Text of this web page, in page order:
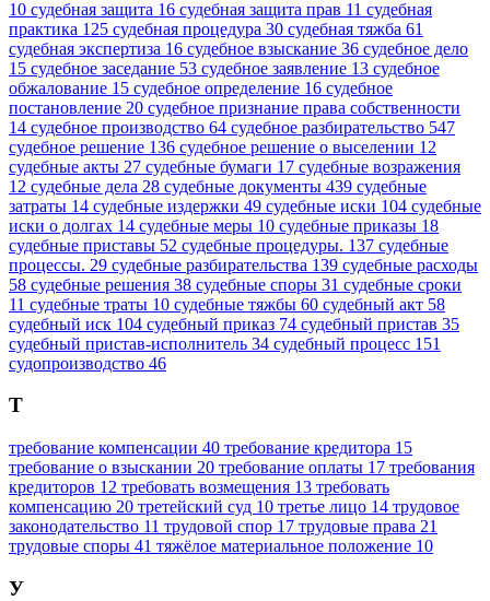
10 судебная защита 16 судебная защита прав 11 судебная
практика 125 судебная процедура 30 судебная тяжба 61
судебная экспертиза 16 судебное взыскание 36 судебное дело
15 судебное заседание 53 судебное заявление 13 судебное
обжалование 15 судебное определение 16 судебное
постановление 20 судебное признание права собственности
14 судебное производство 64 судебное разбирательство 547
судебное решение 136 судебное решение о выселении 12
судебные акты 27 судебные бумаги 17 судебные возражения
12 судебные дела 28 судебные документы 439 судебные
затраты 14 судебные издержки 49 судебные иски 104 судебные
иски о долгах 14 судебные меры 10 судебные приказы 18
судебные приставы 52 судебные процедуры. 137 судебные
процессы. 29 судебные разбирательства 139 судебные расходы
58 судебные решения 38 судебные споры 31 судебные сроки
11 судебные траты 10 судебные тяжбы 60 судебный акт 58
судебный иск 104 судебный приказ 74 судебный пристав 35
судебный пристав-исполнитель 34 судебный процесс 151
судопроизводство 46
Т
требование компенсации 40 требование кредитора 15
требование о взыскании 20 требование оплаты 17 требования
кредиторов 12 требовать возмещения 13 требовать
компенсацию 20 третейский суд 10 третье лицо 14 трудовое
законодательство 11 трудовой спор 17 трудовые права 21
трудовые споры 41 тяжёлое материальное положение 10
У